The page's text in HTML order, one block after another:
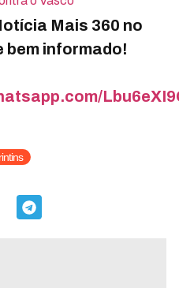
Mais 360 no
bem informado!